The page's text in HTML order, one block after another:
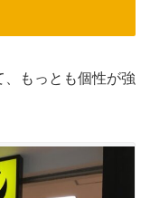
もっとも個性が強